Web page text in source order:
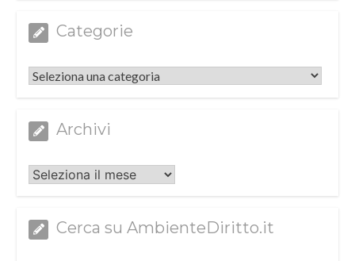
Categorie
Categorie
Archivi
Archivi
Cerca su AmbienteDiritto.it